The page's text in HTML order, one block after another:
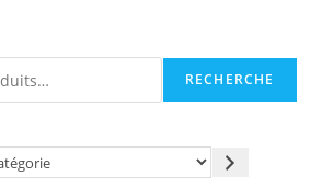
RECHERCHE